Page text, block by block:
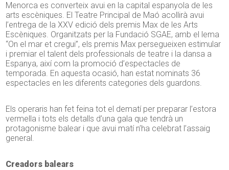
Menorca es converteix avui en la capital espanyola de les
arts escèniques. El Teatre Principal de Maó acollirà avui
l’entrega de la XXV edició dels premis Max de les Arts
Escèniques. Organitzats per la Fundació SGAE, amb el lema
“On el mar et cregui”, els premis Max persegueixen estimular
i premiar el talent dels professionals de teatre i la dansa a
Espanya, així com la promoció d’espectacles de
temporada. En aquesta ocasió, han estat nominats 36
espectacles en les diferents categories dels guardons.
Els operaris han fet feina tot el dematí per preparar l’estora
vermella i tots els detalls d’una gala que tendrà un
protagonisme balear i que avui matí n’ha celebrat l’assaig
general.
Creadors balears